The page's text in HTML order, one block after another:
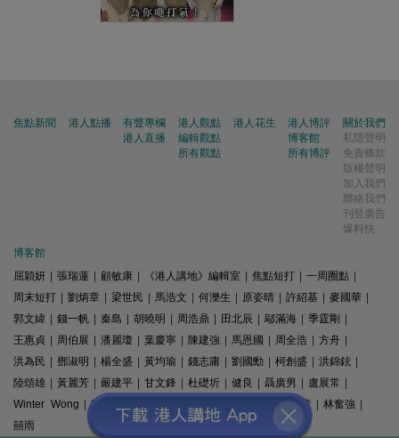
焦點新聞 港人點播
有聲專欄
港人直播
港人觀點
編輯觀點
所有觀點
港人花生
港人博評
博客館
所有博評
關於我們
私隱聲明
免責條款
版權聲明
加入我們
聯絡我們
刊登廣告
爆料快
博客館
屈穎妍 | 張瑞蓮 | 顧敏康 | 《港人講地》編輯室 | 焦點短打 | 一周圈點 |
周末短打 | 劉炳章 | 梁世民 | 馬浩文 | 何濼生 | 原姿晴 | 許紹基 | 麥國華 |
郭文緯 | 錢一帆 | 秦島 | 胡曉明 | 周浩鼎 | 田北辰 | 鄔滿海 | 季霆剛 |
王惠貞 | 周伯展 | 潘麗瓊 | 葉慶寧 | 陳建強 | 馬恩國 | 周全浩 | 方舟 |
洪為民 | 鄧淑明 | 楊全盛 | 黃均瑜 | 錢志庸 | 劉國勳 | 柯創盛 | 洪錦鉉 |
陸頌雄 | 黃麗芳 | 嚴建平 | 甘文鋒 | 杜礎圻 | 健良 | 聶廣男 | 盧展常 |
Winter Wong | K2 梁文新 羅崑 姚銘 精選文章 | 林奮強 |
囍雨